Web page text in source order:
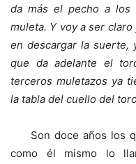
da más el pecho a
muleta. Y voy a ser
en descargar la suerte,
que da adelante el
terceros muletazos ya
la tabla del cuello del
Son doce años los
como él mismo lo